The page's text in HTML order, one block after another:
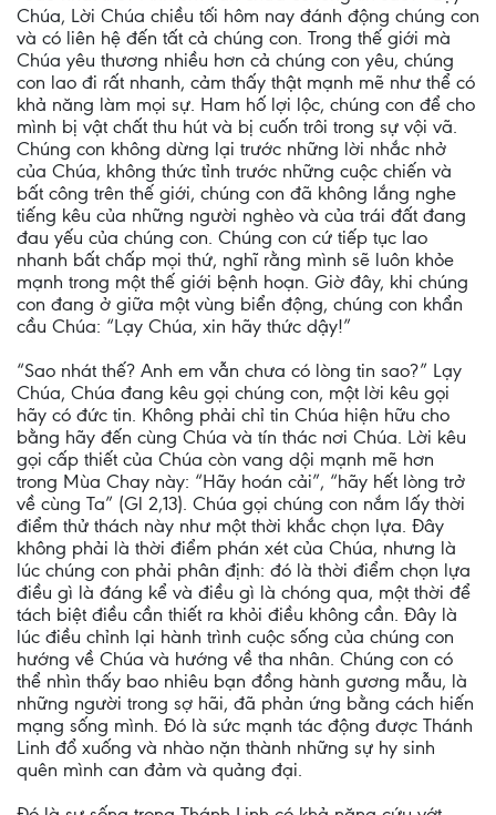
Chúa, Lời Chúa chiều tối hôm nay đánh động chúng con
và có liên hệ đến tất cả chúng con. Trong thế giới mà
Chúa yêu thương nhiều hơn cả chúng con yêu, chúng
con lao đi rất nhanh, cảm thấy thật mạnh mẽ như thể có
khả năng làm mọi sự. Ham hố lợi lộc, chúng con để cho
mình bị vật chất thu hút và bị cuốn trôi trong sự vội vã.
Chúng con không dừng lại trước những lời nhắc nhở
của Chúa, không thức tỉnh trước những cuộc chiến và
bất công trên thế giới, chúng con đã không lắng nghe
tiếng kêu của những người nghèo và của trái đất đang
đau yếu của chúng con. Chúng con cứ tiếp tục lao
nhanh bất chấp mọi thứ, nghĩ rằng mình sẽ luôn khỏe
mạnh trong một thế giới bệnh hoạn. Giờ đây, khi chúng
con đang ở giữa một vùng biển động, chúng con khẩn
cầu Chúa: “Lạy Chúa, xin hãy thức dậy!”
“Sao nhát thế? Anh em vẫn chưa có lòng tin sao?” Lạy
Chúa, Chúa đang kêu gọi chúng con, một lời kêu gọi
hãy có đức tin. Không phải chỉ tin Chúa hiện hữu cho
bằng hãy đến cùng Chúa và tín thác nơi Chúa. Lời kêu
gọi cấp thiết của Chúa còn vang dội mạnh mẽ hơn
trong Mùa Chay này: “Hãy hoán cải”, “hãy hết lòng trở
về cùng Ta” (Gl 2,13). Chúa gọi chúng con nắm lấy thời
điểm thử thách này như một thời khắc chọn lựa. Đây
không phải là thời điểm phán xét của Chúa, nhưng là
lúc chúng con phải phân định: đó là thời điểm chọn lựa
điều gì là đáng kể và điều gì là chóng qua, một thời để
tách biệt điều cần thiết ra khỏi điều không cần. Đây là
lúc điều chỉnh lại hành trình cuộc sống của chúng con
hướng về Chúa và hướng về tha nhân. Chúng con có
thể nhìn thấy bao nhiêu bạn đồng hành gương mẫu, là
những người trong sợ hãi, đã phản ứng bằng cách hiến
mạng sống mình. Đó là sức mạnh tác động được Thánh
Linh đổ xuống và nhào nặn thành những sự hy sinh
quên mình can đảm và quảng đại.